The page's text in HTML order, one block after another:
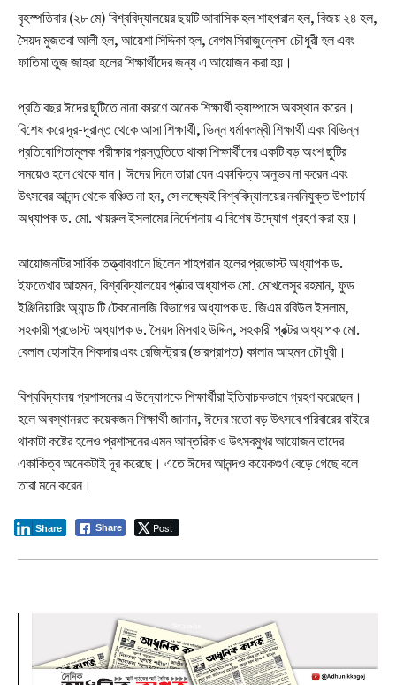
বৃহস্পতিবার (২৮ মে) বিশ্ববিদ্যালয়ের ছয়টি আবাসিক হল শাহপরান হল, বিজয় ২৪ হল,
সৈয়দ মুজতবা আলী হল, আয়েশা সিদ্দিকা হল, বেগম সিরাজুন্নেসা চৌধুরী হল এবং
ফাতিমা তুজ জাহরা হলের শিক্ষার্থীদের জন্য এ আয়োজন করা হয়।
‎‎প্রতি বছর ঈদের ছুটিতে নানা কারণে অনেক শিক্ষার্থী ক্যাম্পাসে অবস্থান করেন।
বিশেষ করে দূর-দূরান্ত থেকে আসা শিক্ষার্থী, ভিন্ন ধর্মাবলম্বী শিক্ষার্থী এবং বিভিন্ন
প্রতিযোগিতামূলক পরীক্ষার প্রস্তুতিতে থাকা শিক্ষার্থীদের একটি বড় অংশ ছুটির
সময়েও হলে থেকে যান। ঈদের দিনে তারা যেন একাকিত্ব অনুভব না করেন এবং
উৎসবের আনন্দ থেকে বঞ্চিত না হন, সে লক্ষ্যেই বিশ্ববিদ্যালয়ের নবনিযুক্ত উপাচার্য
অধ্যাপক ড. মো. খায়রুল ইসলামের নির্দেশনায় এ বিশেষ উদ্যোগ গ্রহণ করা হয়।‎‎
আয়োজনটির সার্বিক তত্ত্বাবধানে ছিলেন শাহপরান হলের প্রভোস্ট অধ্যাপক ড.
ইফতেখার আহমদ, বিশ্ববিদ্যালয়ের প্রক্টর অধ্যাপক মো. মোখলেসুর রহমান, ফুড
ইঞ্জিনিয়ারিং অ্যান্ড টি টেকনোলজি বিভাগের অধ্যাপক ড. জিএম রবিউল ইসলাম,
সহকারী প্রভোস্ট অধ্যাপক ড. সৈয়দ মিসবাহ উদ্দিন, সহকারী প্রক্টর অধ্যাপক মো.
বেলাল হোসাইন শিকদার এবং রেজিস্ট্রার (ভারপ্রাপ্ত) কালাম আহমদ চৌধুরী।‎‎
বিশ্ববিদ্যালয় প্রশাসনের এ উদ্যোগকে শিক্ষার্থীরা ইতিবাচকভাবে গ্রহণ করেছেন।
হলে অবস্থানরত কয়েকজন শিক্ষার্থী জানান, ঈদের মতো বড় উৎসবে পরিবারের বাইরে
থাকাটা কষ্টের হলেও প্রশাসনের এমন আন্তরিক ও উৎসবমুখর আয়োজন তাদের
একাকিত্ব অনেকটাই দূর করেছে। এতে ঈদের আনন্দও কয়েকগুণ বেড়ে গেছে বলে
তারা মনে করেন।
Share Post
Share